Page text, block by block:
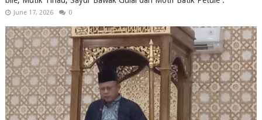
June 17, 2026 0